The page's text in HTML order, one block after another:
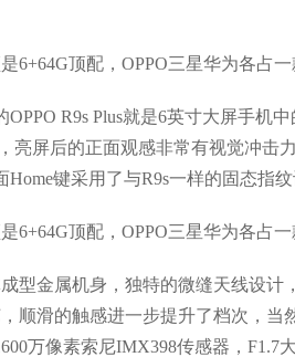
R9s Plus就是6英寸大屏手机
亮屏后的正面观感非常有视觉冲击
键采用了与R9s一样的固态指
成型金属机身，独特的微缝天线设
顺滑的触感进一步提升了档次，
万像素索尼IMX398传感器，